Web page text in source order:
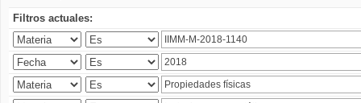
Filtros actuales: